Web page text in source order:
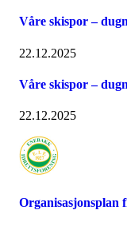
Våre skispor –
22.12.2025
Våre skispor –
22.12.2025
Organisasjonsplan